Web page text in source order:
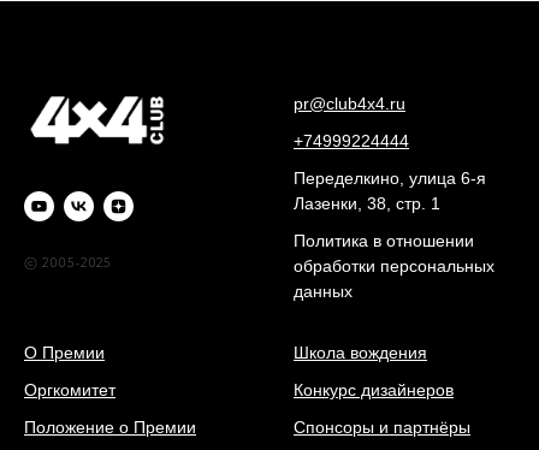
© 2005-2025
pr@club4x4.ru
+74999224444
Переделкино, улица 6-я
Лазенки, 38, стр. 1
Политика в отношении
обработки персональных
данных
О Премии
Оргкомитет
Положение о Премии
Школа вождения
Конкурс дизайнеров
Спонсоры и партнёры